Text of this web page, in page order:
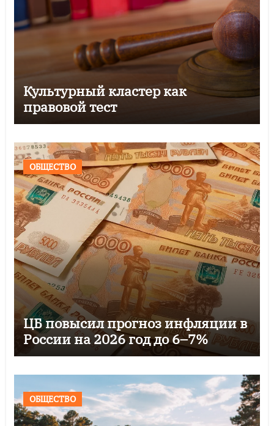
Культурный кластер как
правовой тест
ОБЩЕСТВО
ЦБ повысил прогноз инфляции в
России на 2026 год до 6–7%
ОБЩЕСТВО